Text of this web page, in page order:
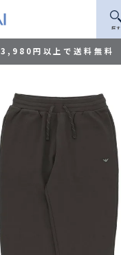
3,980円以上で送料無料
探 す